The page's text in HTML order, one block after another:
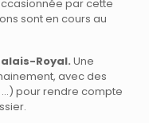
par cette
sont en cours au
Royal. Une
avec des
…) pour rendre compte